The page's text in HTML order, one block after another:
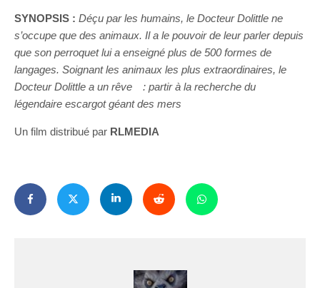
SYNOPSIS : Déçu par les humains, le Docteur Dolittle ne
s’occupe que des animaux. Il a le pouvoir de leur parler depuis
que son perroquet lui a enseigné plus de 500 formes de
langages. Soignant les animaux les plus extraordinaires, le
Docteur Dolittle a un rêve
: partirà la recherche du
légendaire escargot géant des mers
Un film distribué par RLMEDIA